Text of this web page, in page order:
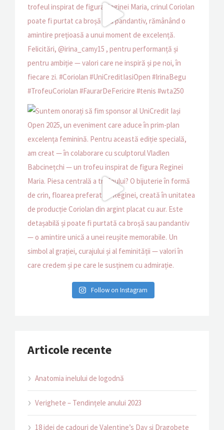
Follow on Instagram
Articole recente
Anatomia inelului de logodnă
Verighete – Tendințele anului 2023
18 idei de cadouri de Valentine’s Day și Dragobete